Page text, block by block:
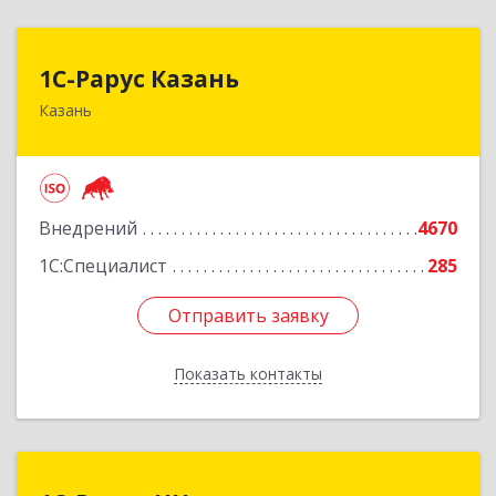
1С-Рарус Казань
Казань
Внедрений
4670
1С:Специалист
285
Отправить заявку
Показать контакты
420088, Татарстан Респ, Казань г, Победы пр-
Отправить заявку
Назад